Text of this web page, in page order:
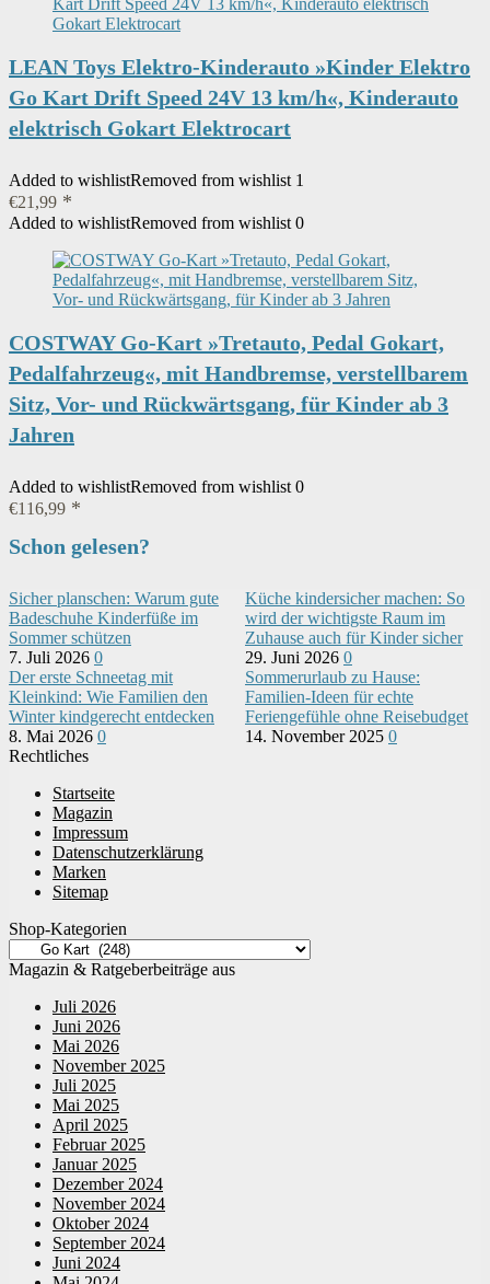
LEAN Toys Elektro-Kinderauto »Kinder Elektro
Go Kart Drift Speed 24V 13 km/h«, Kinderauto
elektrisch Gokart Elektrocart
Added to wishlistRemoved from wishlist 1
€21,99
Added to wishlistRemoved from wishlist 0
COSTWAY Go-Kart »Tretauto, Pedal Gokart,
Pedalfahrzeug«, mit Handbremse, verstellbarem
Sitz, Vor- und Rückwärtsgang, für Kinder ab 3
Jahren
Added to wishlistRemoved from wishlist 0
€116,99
Schon gelesen?
Sicher planschen: Warum gute
Badeschuhe Kinderfüße im
Sommer schützen
7. Juli 2026 0
Küche kindersicher machen: So
wird der wichtigste Raum im
Zuhause auch für Kinder sicher
29. Juni 2026 0
Der erste Schneetag mit
Kleinkind: Wie Familien den
Winter kindgerecht entdecken
8. Mai 2026 0
Sommerurlaub zu Hause:
Familien-Ideen für echte
Feriengefühle ohne Reisebudget
14. November 2025 0
Rechtliches
Startseite
Magazin
Impressum
Datenschutzerklärung
Marken
Sitemap
Shop-Kategorien
Magazin & Ratgeberbeiträge aus
Juli 2026
Juni 2026
Mai 2026
November 2025
Juli 2025
Mai 2025
April 2025
Februar 2025
Januar 2025
Dezember 2024
November 2024
Oktober 2024
September 2024
Juni 2024